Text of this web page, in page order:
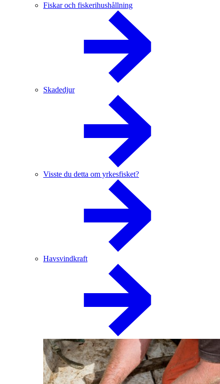
Fiskar och fiskerihushållning
Skadedjur
Visste du detta om yrkesfisket?
Havsvindkraft